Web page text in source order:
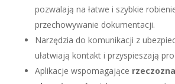
pozwalają na łatwe i szybkie
przechowywanie dokumentacji.
Narzędzia do komunikacji z
ułatwiają kontakt i przyspieszają
Aplikacje wspomagające